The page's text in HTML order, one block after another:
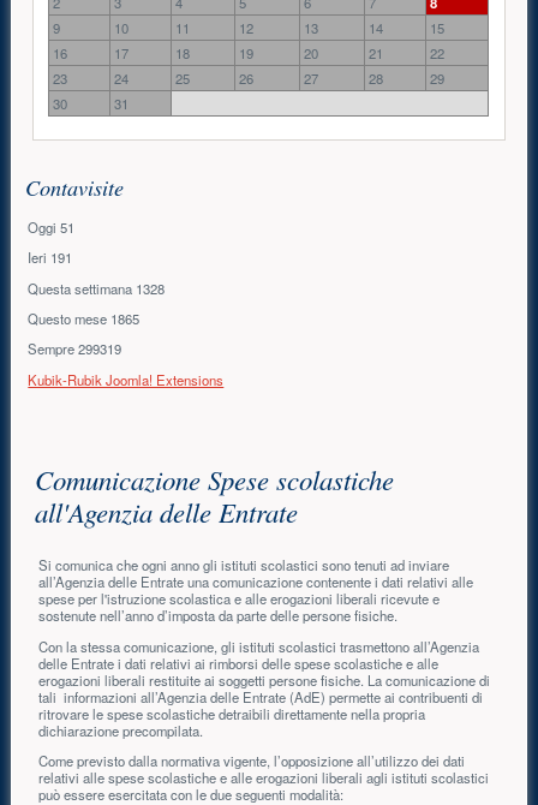
9
10 11 12 13 14
15
16
17 18 19 20 21
22
23
24 25 26 27 28
29
30
31
Contavisite
Oggi51
Ieri 191
Questa settimana 1328
Questo mese 1865
Sempre299319
Kubik-Rubik Joomla! Extensions
Comunicazione Spese scolastiche
all'Agenzia delle Entrate
Si comunica che ogni anno gli istituti scolastici sono tenuti ad inviare
all’Agenziadelle Entrate una comunicazione contenente i dati relativi alle
spese per l'istruzionescolastica e alle erogazioni liberali ricevute e
sostenute nell’anno d’impostada parte dellepersone fisiche.
Con la stessa comunicazione, gli istituti scolastici trasmettonoall’Agenzia
delle Entrate i dati relativi ai rimborsi delle spese scolastiche ealle
erogazioni liberali restituite ai soggetti persone fisiche. La comunicazione di
tali informazioni all’Agenzia delle Entrate (AdE) permette ai contribuenti di
ritrovare le spesescolastiche detraibili direttamente nella propria
dichiarazione precompilata.
Come previsto dalla normativa vigente, l’opposizione all’utilizzo dei dati
relativi alle spese scolastiche e alle erogazioni liberali agli istituti scolastici
può essere esercitata con le due seguenti modalità: